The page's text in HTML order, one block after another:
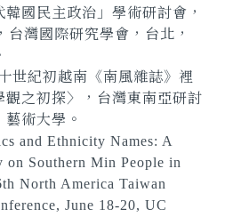
韓國民主政治」學術研討會，
台灣國際研究學會，台北，
世紀初越南《南風雜誌》裡
觀之初探〉，台灣東南亞研討
藝術大學。
and Ethnicity Names: A
on Southern Min People in
North America Taiwan
June 18-20, UC